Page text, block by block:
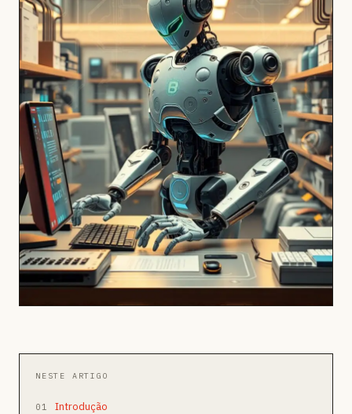
NESTE ARTIGO
01 Introdução